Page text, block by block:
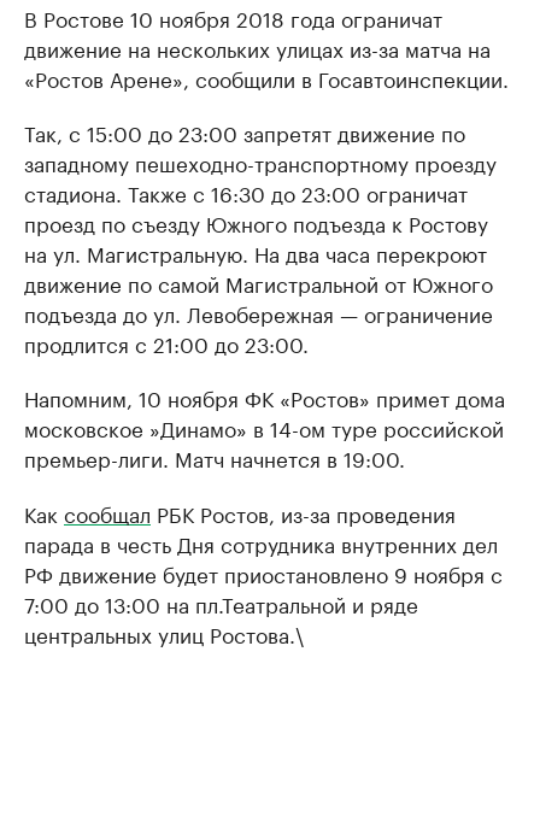
В Ростове 10 ноября 2018 года ограничат
движение на нескольких улицах из-за матча на
«Ростов Арене», сообщили в Госавтоинспекции.
Так, с 15:00 до 23:00 запретят движение по
западному пешеходно-транспортному проезду
стадиона. Также с 16:30 до 23:00 ограничат
проезд по съезду Южного подъезда к Ростову
на ул. Магистральную. На два часа перекроют
движение по самой Магистральной от Южного
подъезда до ул. Левобережная — ограничение
продлится с 21:00 до 23:00.
Напомним, 10 ноября ФК «Ростов» примет дома
московское »Динамо» в 14-ом туре российской
премьер-лиги. Матч начнется в 19:00.
Как сообщал РБК Ростов, из-за проведения
парада в честь Дня сотрудника внутренних дел
РФ движение будет приостановлено 9 ноября с
7:00 до 13:00 на пл.Театральной и ряде
центральных улиц Ростова.\